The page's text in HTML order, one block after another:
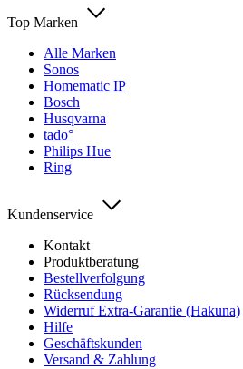
Top Marken
Alle Marken
Sonos
Homematic IP
Bosch
Husqvarna
tado°
Philips Hue
Ring
Kundenservice
Kontakt
Produktberatung
Bestellverfolgung
Rücksendung
Widerruf Extra-Garantie (Hakuna)
Hilfe
Geschäftskunden
Versand & Zahlung